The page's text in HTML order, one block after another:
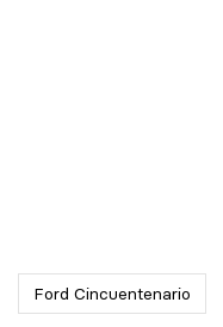
Ford Cincuentenario